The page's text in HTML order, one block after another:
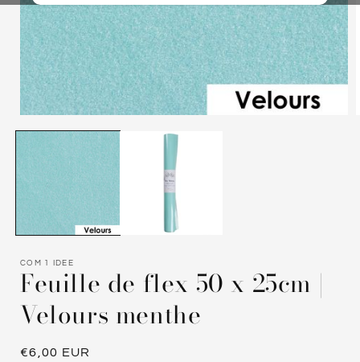
le
une
COM 1 IDEE
Feuille de flex 50 x 25cm |
Velours menthe
Prix
€6,00 EUR